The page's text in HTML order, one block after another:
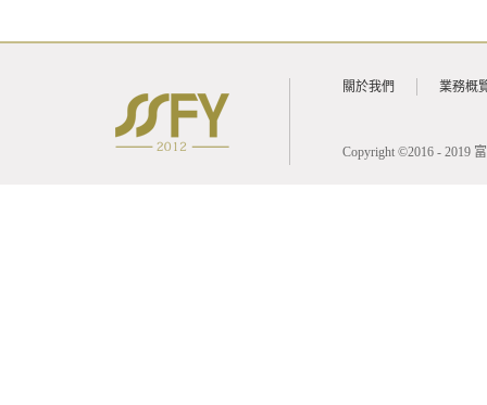
關於我們 業務概
Copyright ©2016 - 2019